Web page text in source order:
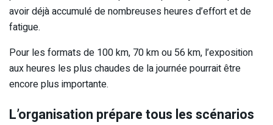
avoir déjà accumulé de nombreuses heures d’effort et de
fatigue.
Pour les formats de 100 km, 70 km ou 56 km, l’exposition
aux heures les plus chaudes de la journée pourrait être
encore plus importante.
L’organisation prépare tous les scénarios